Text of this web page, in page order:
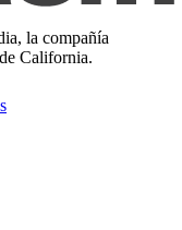
la compañía
California.